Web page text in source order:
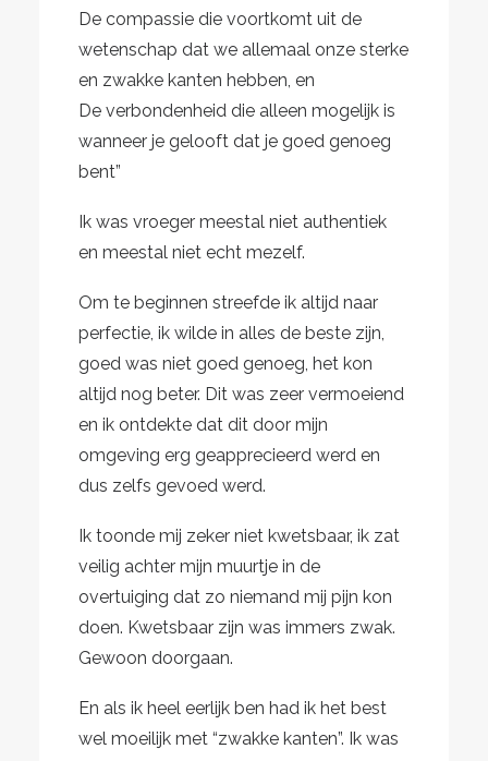
De compassie die voortkomt uit de
wetenschap dat we allemaal onze sterke
en zwakke kanten hebben, en
De verbondenheid die alleen mogelijk is
wanneer je gelooft dat je goed genoeg
bent”
Ik was vroeger meestal niet authentiek
en meestal niet echt mezelf.
Om te beginnen streefde ik altijd naar
perfectie, ik wilde in alles de beste zijn,
goed was niet goed genoeg, het kon
altijd nog beter. Dit was zeer vermoeiend
en ik ontdekte dat dit door mijn
omgeving erg geapprecieerd werd en
dus zelfs gevoed werd.
Ik toonde mij zeker niet kwetsbaar, ik zat
veilig achter mijn muurtje in de
overtuiging dat zo niemand mij pijn kon
doen. Kwetsbaar zijn was immers zwak.
Gewoon doorgaan.
En als ik heel eerlijk ben had ik het best
wel moeilijk met “zwakke kanten”. Ik was